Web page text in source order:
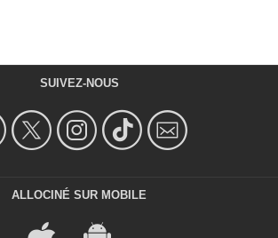
SUIVEZ-NOUS
ALLOCINÉ SUR MOBILE